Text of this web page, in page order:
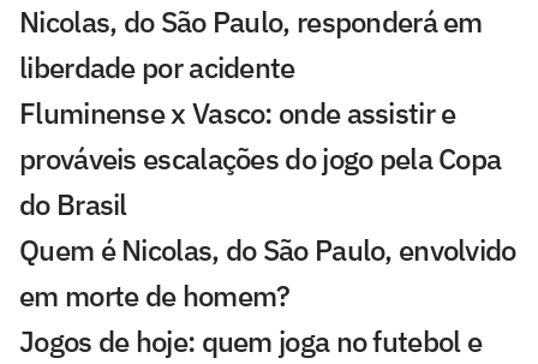
Nicolas, do São Paulo, responderá em
liberdade por acidente
Fluminense x Vasco: onde assistir e
prováveis escalações do jogo pela Copa
do Brasil
Quem é Nicolas, do São Paulo, envolvido
em morte de homem?
Jogos de hoje: quem joga no futebol e